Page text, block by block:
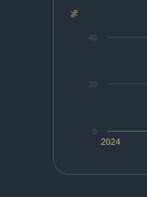
%
2024
0
20
40